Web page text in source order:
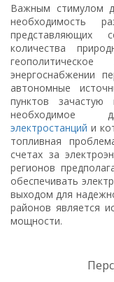
Важным стимулом
необходимость
представляющих
количества
энергоснабжении
автономные
пунктов зачастую
необходимое
электростанций и
топливная
счетах за
регионов
обеспечивать
выходом для
районов является
мощности.